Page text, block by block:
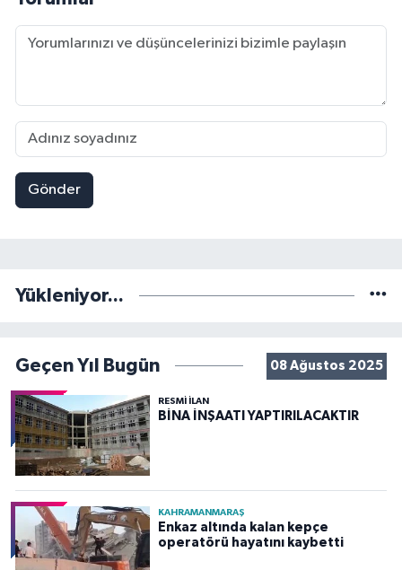
Gönder
Yükleniyor...
Geçen Yıl Bugün 08 Ağustos 2025
RESMİ İLAN
BİNA İNŞAATI YAPTIRILACAKTIR
KAHRAMANMARAŞ
Enkaz altında kalan kepçe
operatörü hayatını kaybetti